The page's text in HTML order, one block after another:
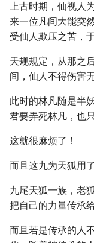
上古时期，仙视人
来一位凡间大能突
受仙人欺压之苦，
天规规定，从那之
间，仙人不得伤害
此时的林凡随是半
君要弄死林凡，也
这就很麻烦了！
而且这九为天狐用
九尾天狐一族，老
把自己的力量传承
而且若是传承的人